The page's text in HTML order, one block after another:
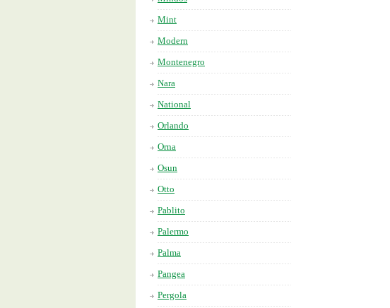
Mint
Modern
Montenegro
Nara
National
Orlando
Orna
Osun
Otto
Pablito
Palermo
Palma
Pangea
Pergola